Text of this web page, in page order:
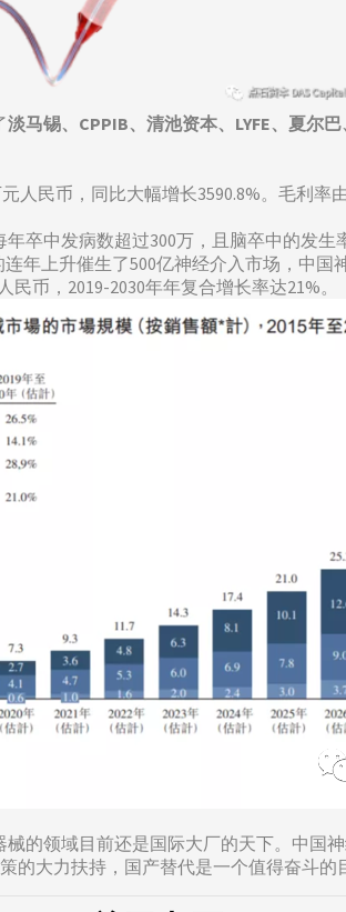
淡马锡、CPPIB、清池资本、LYFE、夏尔
民币，同比大幅增长3590.8%。毛利率
卒中发病数超过300万，且脑卒中的发
年上升催生了500亿神经介入市场，中国
币，2019-2030年年复合增长率达21%。
的领域目前还是国际大厂的天下。中国
大力扶持，国产替代是一个值得奋斗的